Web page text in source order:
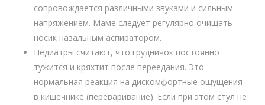
сопровождается различными звуками и сильным
напряжением. Маме следует регулярно очищать
носик назальным аспиратором.
Педиатры считают, что грудничок постоянно
тужится и кряхтит после переедания. Это
нормальная реакция на дискомфортные ощущения
в кишечнике (переваривание). Если при этом стул не